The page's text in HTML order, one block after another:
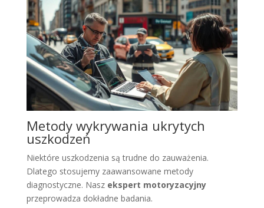
Metody wykrywania ukrytych
uszkodzeń
Niektóre uszkodzenia są trudne do zauważenia.
Dlatego stosujemy zaawansowane metody
diagnostyczne. Nasz ekspert motoryzacyjny
przeprowadza dokładne badania.